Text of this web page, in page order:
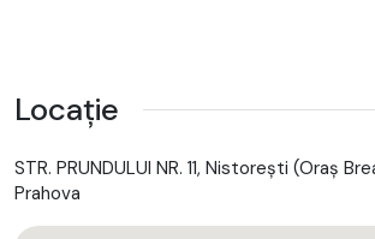
Locație
STR. PRUNDULUI NR. 11, Nistoreşti (Oraş
Prahova